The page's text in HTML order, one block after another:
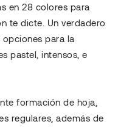
en 28 colores para
te dicte. Un verdadero
para la
pastel, intensos, e
formación de hoja,
regulares, además de